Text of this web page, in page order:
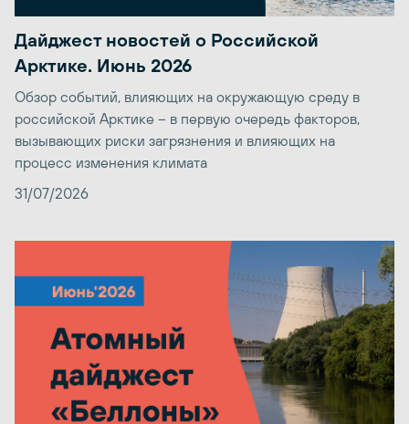
Дайджест новостей о Российской
Арктике. Июнь 2026
Обзор событий, влияющих на окружающую среду в
российской Арктике – в первую очередь факторов,
вызывающих риски загрязнения и влияющих на
процесс изменения климата
31/07/2026